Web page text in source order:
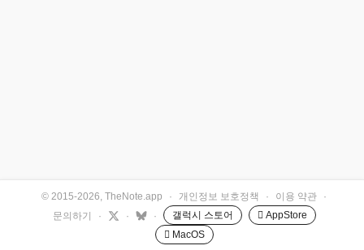
© 2015-2026, TheNote.app · 개인정보 보호정책 · 이용 약관
·
문의하기
· · · 갤럭시 스토어
 AppStore
 MacOS